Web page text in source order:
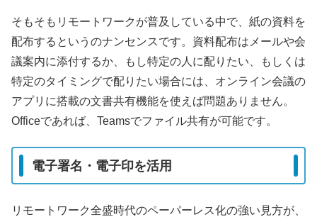
そもそもリモートワークが普及している中で、紙の資料を
配布するというのナンセンスです。資料配布はメールや会
議案内に添付するか、もし特定の人に配りたい、もしくは
特定のタイミングで配りたい場合には、オンライン会議の
アプリに搭載の文書共有機能を使えば問題ありません。
Officeであれば、Teamsでファイル共有が可能です。
電子署名・電子印を活用
リモートワーク全盛時代のペーパーレス化の強い見方が、